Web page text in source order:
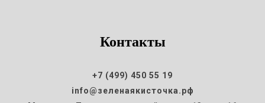
Контакты
+7 (499) 450 55 19
info@зеленаякисточка.рф